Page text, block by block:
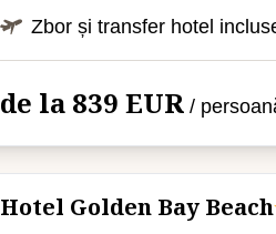
Zbor și transfer hotel
de la 839 EUR /
Hotel Golden Bay Beach